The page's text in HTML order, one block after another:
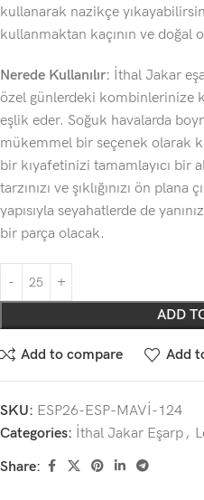
kullanarak nazikçe
kullanmaktan kaçının ve doğal
Nerede Kullanılır: İthal Jakar
özel günlerdeki kombinlerinize
eşlik eder. Soğuk havalarda
mükemmel bir seçenek olarak
bir kıyafetinizi tamamlayıcı bir
tarzınızı ve şıklığınızı ön
yapısıyla seyahatlerde de
bir parça olacak.
ADD
Add to compare Add
SKU: ESP26-ESP-MAVİ-124
Categories: İthal Jakar Eşarp,
Share: